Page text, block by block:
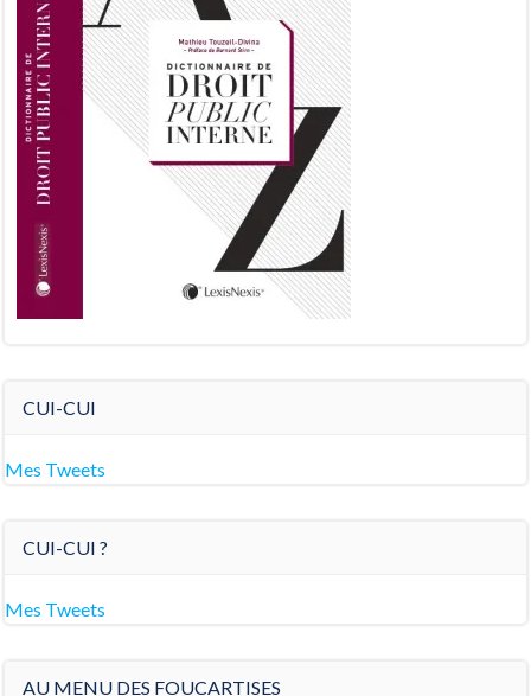
CUI-CUI
Mes Tweets
CUI-CUI ?
Mes Tweets
AU MENU DES FOUCARTISES